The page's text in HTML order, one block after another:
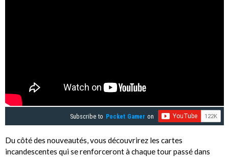
Subscribe to Pocket Gamer on
Du côté des nouveautés, vous découvrirez les cartes
incandescentes qui se renforceront à chaque tour passé dans